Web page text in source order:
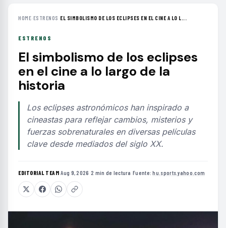
HOME›ESTRENOS ›EL SIMBOLISMO DE LOS ECLIPSES EN EL CINE A LO L...
ESTRENOS
El simbolismo de los eclipses
en el cine a lo largo de la
historia
Los eclipses astronómicos han inspirado a
cineastas para reflejar cambios, misterios y
fuerzas sobrenaturales en diversas películas
clave desde mediados del siglo XX.
EDITORIAL TEAM·Aug 9, 2026 ·2 min de lectura ·Fuente:hu.sports.yahoo.com